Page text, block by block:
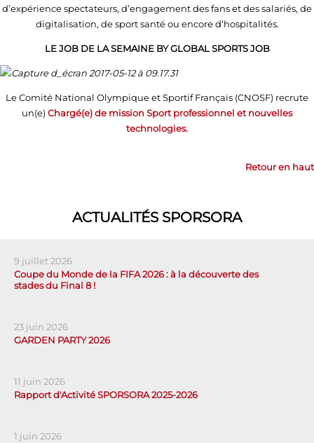
d’expérience spectateurs, d’engagement des fans et des salariés, de
digitalisation, de sport santé ou encore d’hospitalités.
LE JOB DE LA SEMAINE BY GLOBAL SPORTS JOB
Le Comité National Olympique et Sportif Français (CNOSF) recrute
un(e) Chargé(e) de mission Sport professionnel et nouvelles
technologies.
Retour en haut
ACTUALITÉS SPORSORA
9 juillet 2026
Coupe du Monde de la FIFA 2026 : à la découverte des
stades du Final 8 !
23 juin 2026
GARDEN PARTY 2026
11 juin 2026
Rapport d'Activité SPORSORA 2025-2026
1 juin 2026